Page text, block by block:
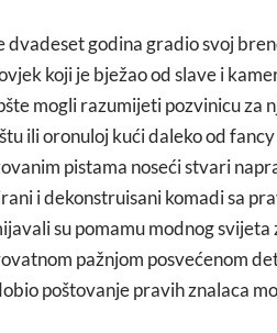
dvadeset godina gradio svoj
koji je bježao od slave i
mogli razumijeti pozvinicu za
ili oronuloj kući daleko od
pistama noseći stvari
i dekonstruisani komadi sa
su pomamu modnog
pažnjom posvećenom
poštovanje pravih znalaca